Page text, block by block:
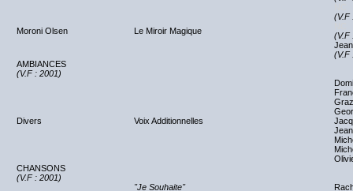
Moroni Olsen Le Miroir Magique
(V.F
(V.F
(V.F
AMBIANCES
(V.F : 2001)
Divers Voix Additionnelles
CHANSONS
(V.F : 2001)
"Je Souhaite"